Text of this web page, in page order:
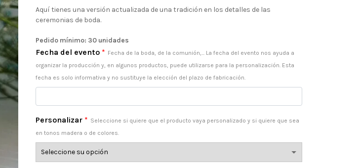
de
desde
0,80 €
0,90 €
Aquí tienes una versión actualizada de una tradición en los detalles de las
ceremonias de boda.
Pedido mínimo: 30 unidades
Fecha del evento * Fecha de la boda, de la comunión,... La fecha del evento nos ayuda a
organizar la producción y, en algunos productos, puede utilizarse para la personalización. Esta
fecha es solo informativa y no sustituye la elección del plazo de fabricación.
Personalizar * Seleccione si quiere que el producto vaya personalizado y si quiere que sea
en tonos madera o de colores.